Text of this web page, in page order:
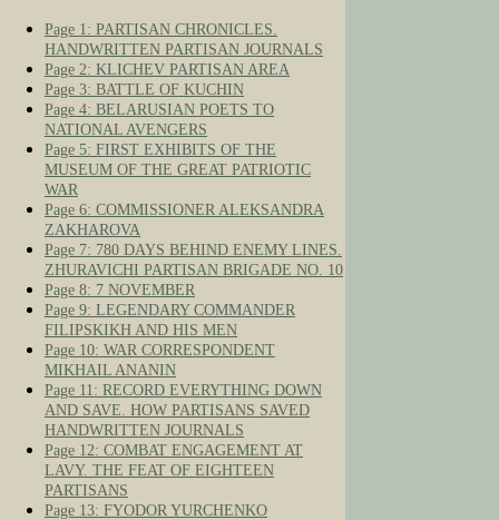
Page 1: PARTISAN CHRONICLES.
HANDWRITTEN PARTISAN JOURNALS
Page 2: KLICHEV PARTISAN AREA
Page 3: BATTLE OF KUCHIN
Page 4: BELARUSIAN POETS TO
NATIONAL AVENGERS
Page 5: FIRST EXHIBITS OF THE
MUSEUM OF THE GREAT PATRIOTIC
WAR
Page 6: COMMISSIONER ALEKSANDRA
ZAKHAROVA
Page 7: 780 DAYS BEHIND ENEMY LINES.
ZHURAVICHI PARTISAN BRIGADE NO. 10
Page 8: 7 NOVEMBER
Page 9: LEGENDARY COMMANDER
FILIPSKIKH AND HIS MEN
Page 10: WAR CORRESPONDENT
MIKHAIL ANANIN
Page 11: RECORD EVERYTHING DOWN
AND SAVE. HOW PARTISANS SAVED
HANDWRITTEN JOURNALS
Page 12: COMBAT ENGAGEMENT AT
LAVY. THE FEAT OF EIGHTEEN
PARTISANS
Page 13: FYODOR YURCHENKO